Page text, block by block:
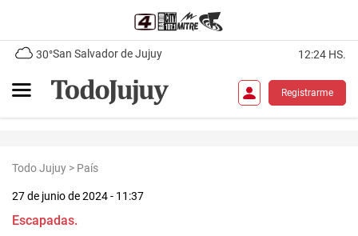
30°San Salvador de Jujuy 12:24 HS.
Registrarme
Todo Jujuy > País
27 de junio de 2024 - 11:37
Escapadas.